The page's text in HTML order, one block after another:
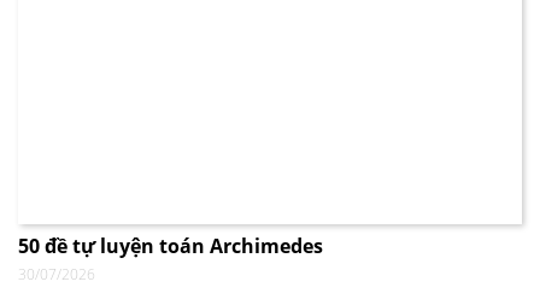
50 đề tự luyện toán Archimedes
30/07/2026